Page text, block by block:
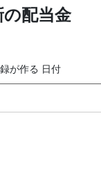
要な日付が複
公表し、残りの
配当金
が作る 日付